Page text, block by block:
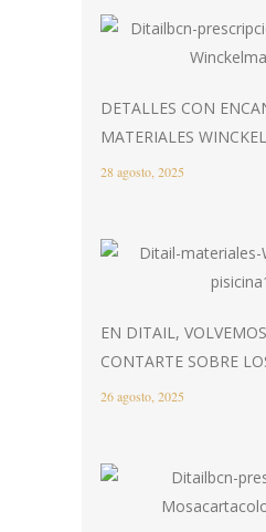
DETALLES CON
MATERIALES
28 agosto, 2025
EN DITAIL,
CONTARTE SOBRE
26 agosto, 2025